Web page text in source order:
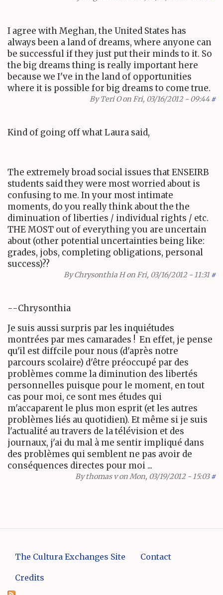
I agree with Meghan, the United States has
always been a land of dreams, where anyone can
be successful if they just put their minds to it. So
the big dreams thing is really important here
because we I've in the land of opportunities
where it is possible for big dreams to come true.
ByTeri Oon Fri, 03/16/2012 - 09:44 #
Kind of going off what Laura said,
The extremely broad social issues that ENSEIRB
students said they were most worried about is
confusing to me. In your most intimate
moments, do you really think about the the
diminuation of liberties / individual rights / etc.
THE MOST out of everything you are uncertain
about (other potential uncertainties being like:
grades, jobs, completing obligations, personal
success)??
ByChrysonthia Hon Fri, 03/16/2012 - 11:31 #
--Chrysonthia
Je suis aussi surpris par les inquiétudes
montrées par mes camarades ! En effet, je pense
qu'il est diffcile pour nous (d'après notre
parcours scolaire) d'être préoccupé par des
problèmes comme la diminution des libertés
personnelles puisque pour le moment, en tout
cas pour moi, ce sont mes études qui
m'accaparent le plus mon esprit (et les autres
problèmes liés au quotidien). Et même si je suis
l'actualité au travers de la télévision et des
journaux, j'ai du mal à me sentir impliqué dans
des problèmes qui semblent ne pas avoir de
conséquences directes pour moi ...
Bythomas von Mon, 03/19/2012 - 15:03 #
The Cultura Exchanges Site Contact
Credits